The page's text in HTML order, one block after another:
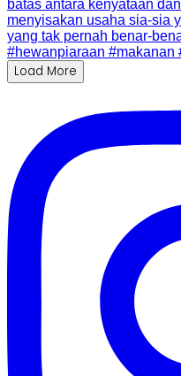
Load More